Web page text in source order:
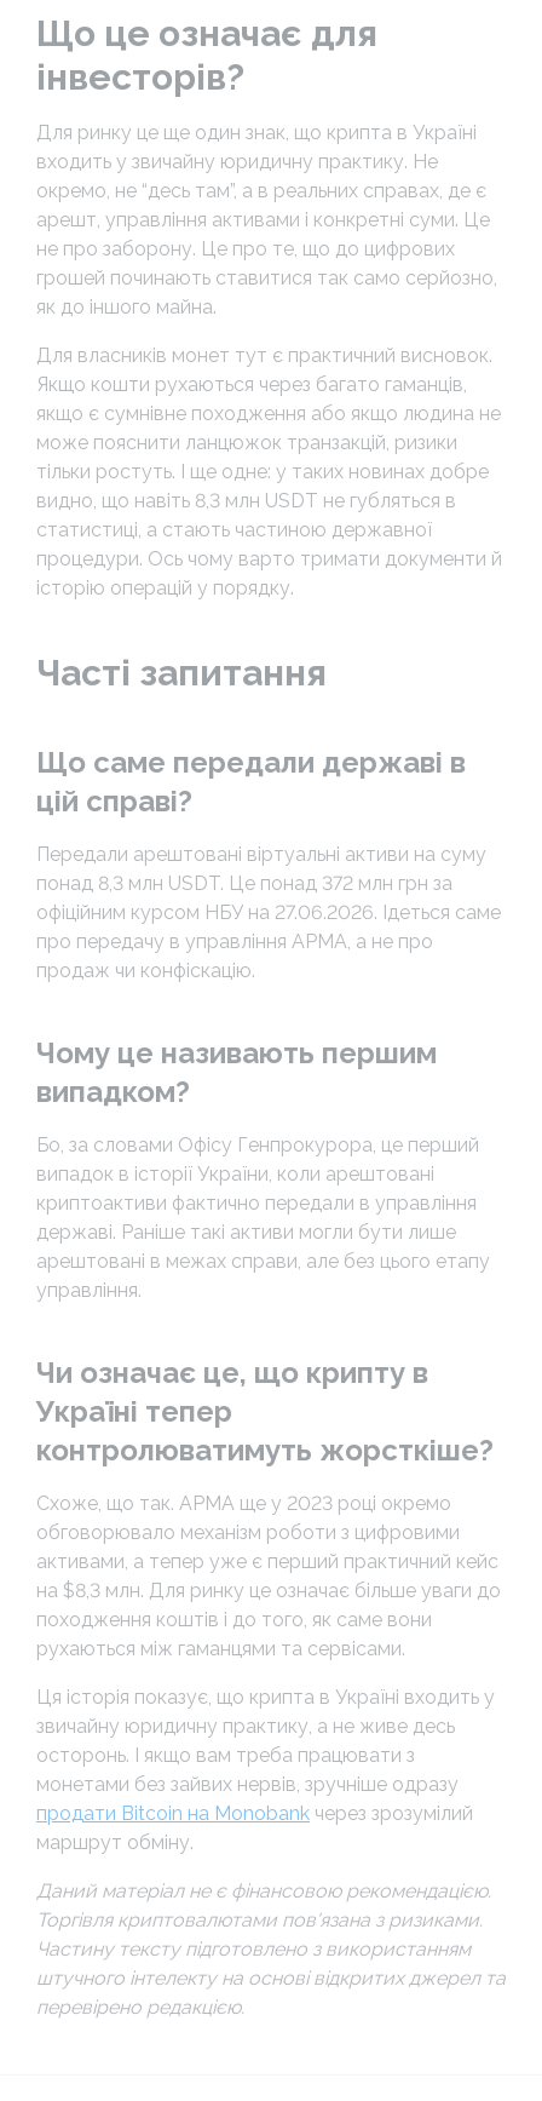
Що це означає для
інвесторів?
Для ринку це ще один знак, що крипта в Україні
входить у звичайну юридичну практику. Не
окремо, не “десь там”, а в реальних справах, де є
арешт, управління активами і конкретні суми. Це
не про заборону. Це про те, що до цифрових
грошей починають ставитися так само серйозно,
як до іншого майна.
Для власників монет тут є практичний висновок.
Якщо кошти рухаються через багато гаманців,
якщо є сумнівне походження або якщо людина не
може пояснити ланцюжок транзакцій, ризики
тільки ростуть. І ще одне: у таких новинах добре
видно, що навіть 8,3 млн USDT не губляться в
статистиці, а стають частиною державної
процедури. Ось чому варто тримати документи й
історію операцій у порядку.
Часті запитання
Що саме передали державі в
цій справі?
Передали арештовані віртуальні активи на суму
понад 8,3 млн USDT. Це понад 372 млн грн за
офіційним курсом НБУ на 27.06.2026. Ідеться саме
про передачу в управління АРМА, а не про
продаж чи конфіскацію.
Чому це називають першим
випадком?
Бо, за словами Офісу Генпрокурора, це перший
випадок в історії України, коли арештовані
криптоактиви фактично передали в управління
державі. Раніше такі активи могли бути лише
арештовані в межах справи, але без цього етапу
управління.
Чи означає це, що крипту в
Україні тепер
контролюватимуть жорсткіше?
Схоже, що так. АРМА ще у 2023 році окремо
обговорювало механізм роботи з цифровими
активами, а тепер уже є перший практичний кейс
на $8,3 млн. Для ринку це означає більше уваги до
походження коштів і до того, як саме вони
рухаються між гаманцями та сервісами.
Ця історія показує, що крипта в Україні входить у
звичайну юридичну практику, а не живе десь
осторонь. І якщо вам треба працювати з
монетами без зайвих нервів, зручніше одразу
продати Bitcoin на Monobank через зрозумілий
маршрут обміну.
Даний матеріал не є фінансовою рекомендацією.
Торгівля криптовалютами пов'язана з ризиками.
Частину тексту підготовлено з використанням
штучного інтелекту на основі відкритих джерел та
перевірено редакцією.